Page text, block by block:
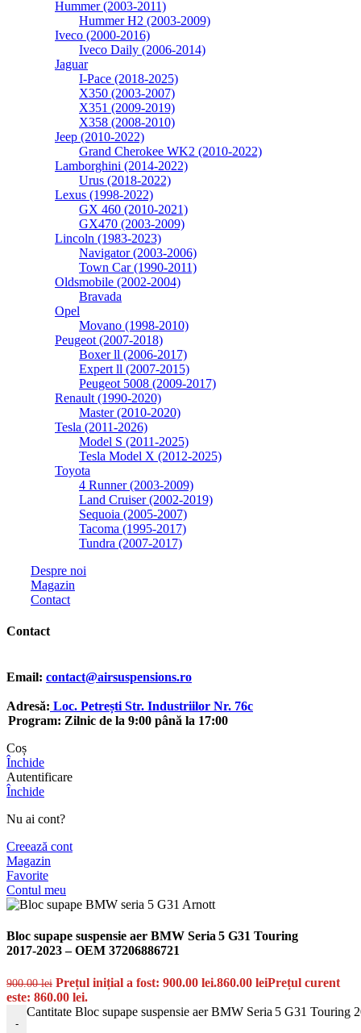
Hummer (2003-2011)
Hummer H2 (2003-2009)
Iveco (2000-2016)
Iveco Daily (2006-2014)
Jaguar
I-Pace (2018-2025)
X350 (2003-2007)
X351 (2009-2019)
X358 (2008-2010)
Jeep (2010-2022)
Grand Cherokee WK2 (2010-2022)
Lamborghini (2014-2022)
Urus (2018-2022)
Lexus (1998-2022)
GX 460 (2010-2021)
GX470 (2003-2009)
Lincoln (1983-2023)
Navigator (2003-2006)
Town Car (1990-2011)
Oldsmobile (2002-2004)
Bravada
Opel
Movano (1998-2010)
Peugeot (2007-2018)
Boxer ll (2006-2017)
Expert ll (2007-2015)
Peugeot 5008 (2009-2017)
Renault (1990-2020)
Master (2010-2020)
Tesla (2011-2026)
Model S (2011-2025)
Tesla Model X (2012-2025)
Toyota
4 Runner (2003-2009)
Land Cruiser (2002-2019)
Sequoia (2005-2007)
Tacoma (1995-2017)
Tundra (2007-2017)
Despre noi
Magazin
Contact
Contact
Email: contact@airsuspensions.ro
Adresă: Loc. Petrești Str. Industriilor Nr. 76c
Program: Zilnic de la 9:00 până la 17:00
Coș
Închide
Autentificare
Închide
Nu ai cont?
Creează cont
Magazin
Favorite
Contul meu
Bloc supape suspensie aer BMW Seria 5 G31 Touring
2017‑2023 – OEM 37206886721
900.00lei Prețul inițial a fost: 900.00 lei.860.00 leiPrețul curent
este: 860.00 lei.
-
Cantitate Bloc supape suspensie aer BMW Seria 5 G31 Touring